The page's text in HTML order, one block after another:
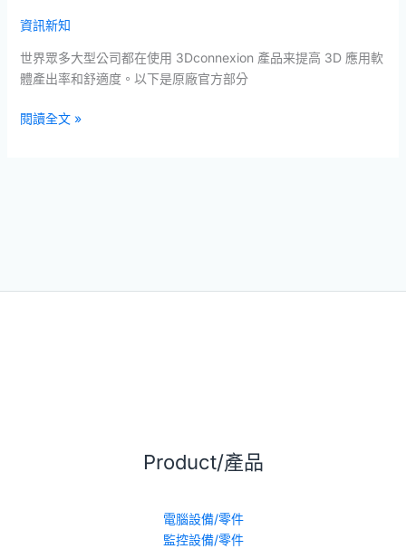
資訊新知
世界眾多大型公司都在使用 3Dconnexion 產品来提高 3D 應用軟
體產出率和舒適度。以下是原廠官方部分
業
運
用
客
閱讀全文 »
Product/產品
電腦設備/零件
監控設備/零件